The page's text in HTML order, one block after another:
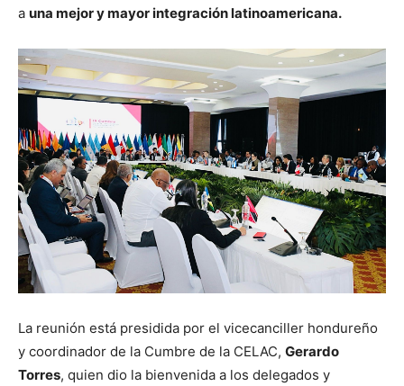
a una mejor y mayor integración latinoamericana.
La reunión está presidida por el vicecanciller hondureño
y coordinador de la Cumbre de la CELAC, Gerardo
Torres, quien dio la bienvenida a los delegados y